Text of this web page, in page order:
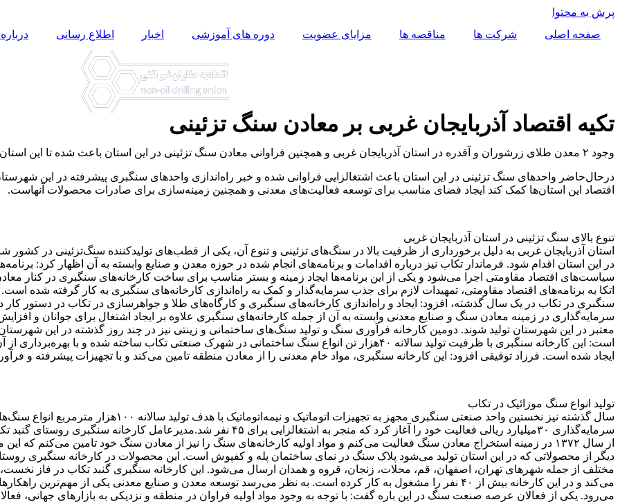
پرش به محتوا
صفحه اصلی
شرکت ها مناقصه ها مزایای عضویت دوره های آموزشی اخبار اطلاع رسانی
تکیه اقتصاد آذربایجان غربی بر معادن سنگ تزئینی
وجود ۲ معدن طلای زرشوران و آقدره در استان آذربایجان غربی و همچنین فراوانی معادن سنگ تزئینی در این استان باعث شده تا این استان به عنوان یکی از ظرفیت‌های بزرگ معدنی کشور به شمار آید.
درحال‌حاضر واحدهای سنگ تزئینی در این استان باعث اشتغالزایی فراوانی شده و خبر راه‌اندازی واحدهای سنگبری پیشرفته در این
اقتصاد این استان‌ها کمک کند ایجاد فضای مناسب برای توسعه فعالیت‌های معدنی و همچنین زمینه‌سازی برای صادرات محصولات آنهاست.
تنوع بالای سنگ تزئینی در استان آذربایجان غربی
استان آذربایجان غربی به دلیل برخورداری از ظرفیت بالا در سنگ‌های تزئینی و تنوع آن، یکی از قطب‌های تولیدکننده سنگ‌تزئینی در
در این استان اقدام شود. فرماندار تکاب نیز درباره اقدامات و برنامه‌های انجام شده در حوزه معدن و صنایع وابسته به آن اظهار کرد:
سیاست‌های اقتصاد مقاومتی اجرا می‌شود و یکی از این برنامه‌ها ایجاد زمینه و بستر مناسب برای ساخت کارخانه‌های سنگبری در کنار
سنگبری در تکاب در یک سال گذشته، افزود: ایجاد و راه‌اندازی کارخانه‌های سنگبری و کارگاه‌های طلا و جواهرسازی در تکاب در دستور
سرمایه‌گذاری در زمینه معادن سنگ و صنایع معدنی وابسته به آن از جمله کارخانه‌های سنگبری علاوه بر ایجاد اشتغال برای جوانان و
معتبر در این شهرستان تولید شوند. دومین کارخانه فرآوری سنگ و تولید سنگ‌های ساختمانی و زینتی نیز در چند روز گذشته در این
ایجاد شده است. فرزاد توفیقی افزود: این کارخانه سنگبری، مواد خام معدنی را از معادن منطقه تامین می‌کند و با تجهیزات پیشرفته و
تولید انواع سنگ موزائیک در تکاب
سال گذشته نیز نخستین واحد صنعتی سنگبری مجهز به
سرمایه‌گذاری ۳۰میلیارد ریالی فعالیت خود را آغاز کرد که منجر به اشتغالزایی
از سال ۱۳۷۲ در زمینه استخراج معادن سنگ فعالیت می‌کنم و مواد اولیه کارخانه‌های سنگ را نیز از معادن سنگ خود تامین
دیگر از محصولاتی که در این استان تولید می‌شود پلاک سنگ در نمای ساختمان پله و کفپوش است. این محصولات در کارخانه سنگبری
می‌کند و در این کارخانه بیش از ۴۰ نفر را مشغول به کار کرده است. به نظر می‌رسد توسعه معدن و صنایع معدنی یکی از
می‌رود. یکی از فعالان عرصه صنعت سنگ در این باره گفت: با توجه به وجود مواد اولیه فراوان در منطقه و نزدیکی به بازارهای جهانی،